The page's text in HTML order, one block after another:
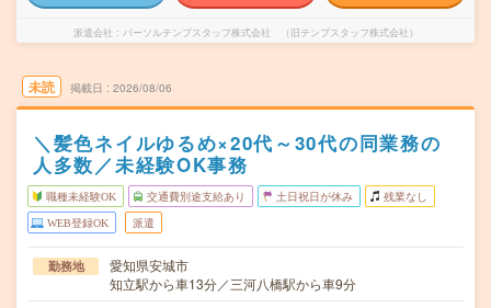
派遣会社 パーソルテンプスタッフ株式会社 （旧テンプスタッフ株式会社）
未読 掲載日 2026/08/06
＼髪色ネイルゆるめ×20代～30代の同業務の
人多数／未経験OK事務
職種未経験OK 交通費別途支給あり 土日祝日が休み 残業なし
WEB登録OK 派遣
勤務地
愛知県安城市
知立駅から車13分／三河八橋駅から車9分